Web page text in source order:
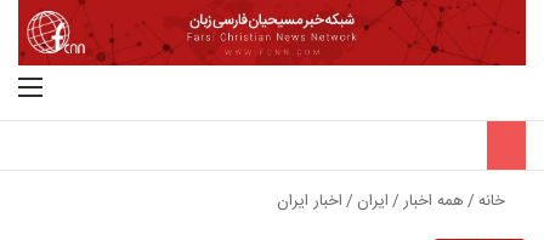
خانه/همه اخبار/ایران /اخبار ایران